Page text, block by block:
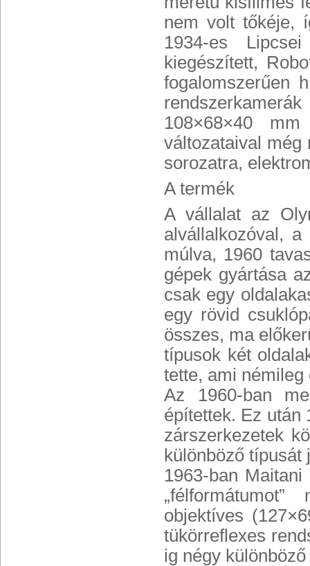
nem volt tőkéje,
1934-es
kiegészített,
fogalomszerűen
108×68×40
változataival még
sorozatra,
A termék
A vállalat az
alvállalkozóval,
múlva, 1960
gépek gyártása
csak egy
egy rövid
összes, ma
típusok két
tette, ami
Az 1960-ban
építettek. Ez után
zárszerkezetek
különböző típusát
1963-ban
objektíves
tükörreflexes
ig négy